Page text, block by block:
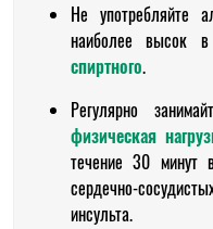
Не употребляйте
наиболее высок
спиртного.
Регулярно
физическая
течение 30 минут
сердечно-
инсульта.